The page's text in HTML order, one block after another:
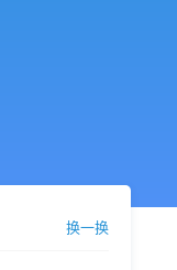
换一换